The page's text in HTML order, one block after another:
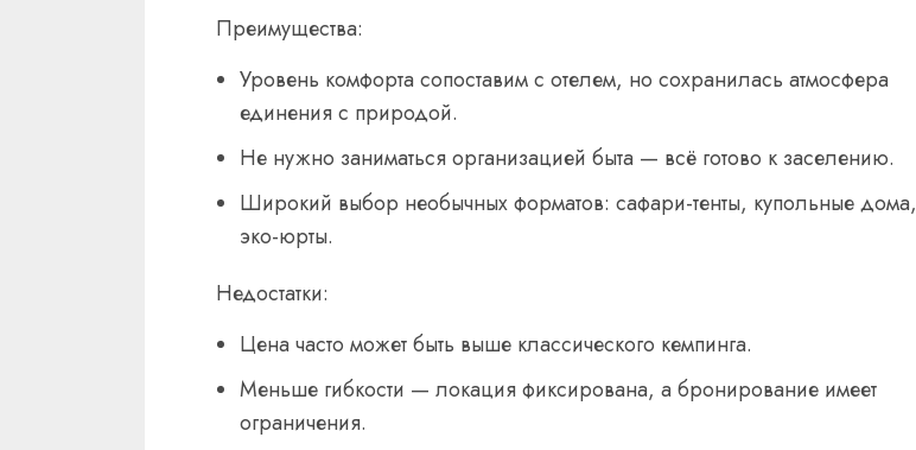
Преимущества:
Уровень комфорта сопоставим с отелем, но сохранилась атмосфера
единения с природой.
Не нужно заниматься организацией быта — всё готово к заселению.
Широкий выбор необычных форматов: сафари-тенты, купольные дома,
эко-юрты.
Недостатки:
Цена часто может быть выше классического кемпинга.
Меньше гибкости — локация фиксирована, а бронирование имеет
ограничения.